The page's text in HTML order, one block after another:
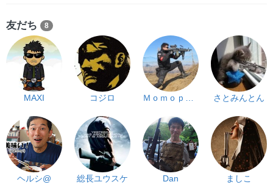
友だち 8
MAXI コジロ さとみんとん
ヘルシ@ 総長ユウスケ Dan ましこ